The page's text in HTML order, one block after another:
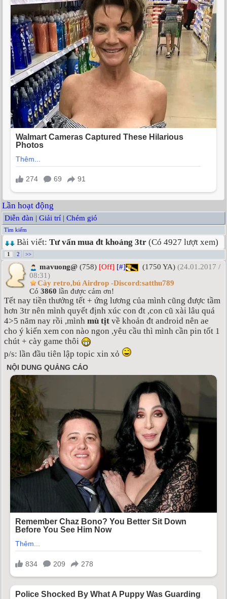
Lần hoạt động
Diễn đàn | Giải trí | Chém gió
Tìm kiếm
Bài viết: Tư vấn mua đt khoảng 3tr (Có 4927 lượt xem)
1 2 >>
mavuong@ (758) [Off] [#] (1750 YA) (24.01.2017 /
08:31)
Cày retro,bú Airdrop -Discord:satthu789
Có 3860 lần được cảm ơn!
Tết nay tiền thưởng tết + ứng lương của mình cũng được tầm
hơn 3tr nên mình quyết định xúc con đt ,con cũ xài lâu quá
4>5 năm nay rồi ,mình mù tịt về khoản đt android nên ae
cho ý kiến xem con nào ngon ,yêu cầu thì mình cần pin tốt 1
chút + cày game thôi
p/s: lần đầu tiên lập topic xin xỏ